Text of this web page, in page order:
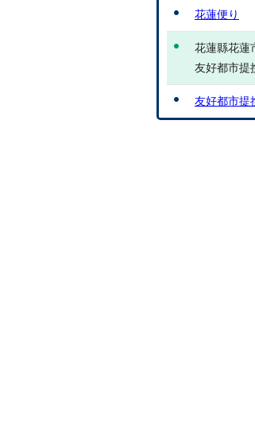
花蓮便り
花蓮縣花蓮
友好都市提
友好都市提